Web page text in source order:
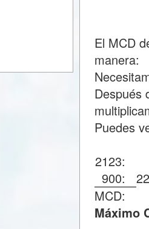
El MCD
manera:
Después
Puedes
2123:
900:2
MCD:
Máximo